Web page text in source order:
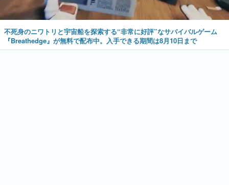
不死身のニワトリと宇宙船を探索する“非常に好評”なサバイバルゲーム
『Breathedge』が無料で配布中。入手できる期間は8月10日まで